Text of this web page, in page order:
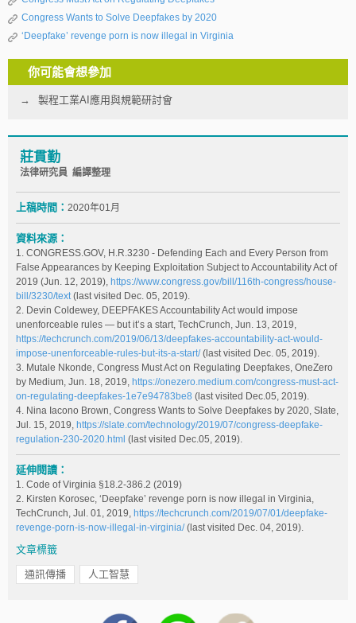
Congress Wants to Solve Deepfakes by 2020
‘Deepfake’ revenge porn is now illegal in Virginia
你可能會想參加
製程工業AI應用與規範研討會
莊貫勤
法律研究員 編譯整理
上稿時間： 2020年01月
資料來源：
1. CONGRESS.GOV, H.R.3230 - Defending Each and Every Person from
False Appearances by Keeping Exploitation Subject to Accountability Act of
2019 (Jun. 12, 2019), https://www.congress.gov/bill/116th-congress/house-
bill/3230/text(last visited Dec. 05, 2019).
2. Devin Coldewey, DEEPFAKES Accountability Act would impose
unenforceable rules — but it’s a start, TechCrunch, Jun. 13, 2019,
https://techcrunch.com/2019/06/13/deepfakes-accountability-act-would-
impose-unenforceable-rules-but-its-a-start/(last visited Dec. 05, 2019).
3. Mutale Nkonde, Congress Must Act on Regulating Deepfakes, OneZero
by Medium, Jun. 18, 2019, https://onezero.medium.com/congress-must-act-
on-regulating-deepfakes-1e7e94783be8 (last visited Dec.05, 2019).
4. Nina Iacono Brown, Congress Wants to Solve Deepfakes by 2020, Slate,
Jul. 15, 2019, https://slate.com/technology/2019/07/congress-deepfake-
regulation-230-2020.html (last visited Dec.05, 2019).
延伸閱讀：
1. Code of Virginia §18.2-386.2 (2019)
2. Kirsten Korosec, ‘Deepfake’ revenge porn is now illegal in Virginia,
TechCrunch, Jul. 01, 2019, https://techcrunch.com/2019/07/01/deepfake-
revenge-porn-is-now-illegal-in-virginia/(last visited Dec. 04, 2019).
文章標籤
通訊傳播 人工智慧